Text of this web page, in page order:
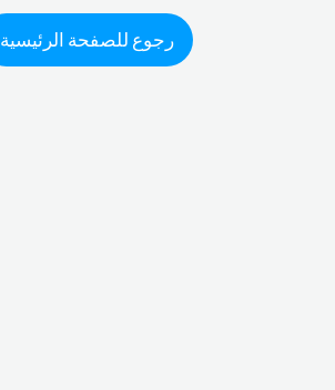
رجوع للصفحة الرئيسية